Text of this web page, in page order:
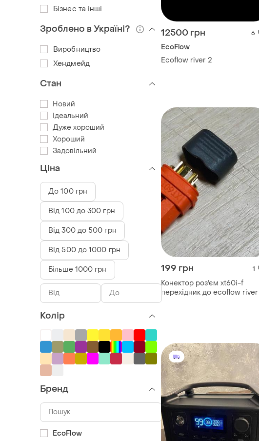
12500 грн 6
EcoFlow
Ecoflow river 2
199 грн 1
Конектор роз'єм xt60i-f
перехідник до ecoflow
Бізнес та інші
Зроблено в Україні?
Виробництво
Хендмейд
Стан
Новий
Ідеальний
Дуже хороший
Хороший
Задовільний
Ціна
До 100 грн
Від 100 до 300 грн
Від 300 до 500 грн
Від 500 до 1000 грн
Більше 1000 грн
Колір
Бренд
EcoFlow